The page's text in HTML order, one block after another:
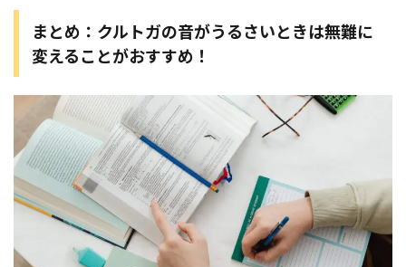
まとめ：クルトガの音がうるさいときは無難に
変えることがおすすめ！